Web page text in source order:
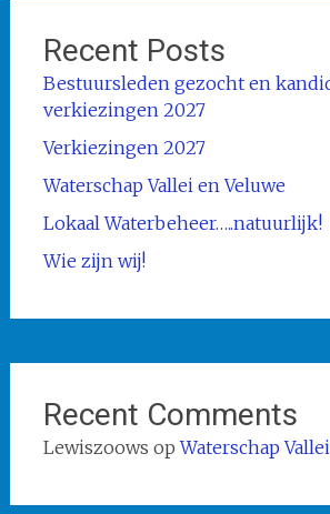
Recent Posts
Bestuursleden gezocht en
verkiezingen 2027
Verkiezingen 2027
Waterschap Vallei en Veluwe
Lokaal Waterbeheer…..natuurlijk!
Wie zijn wij!
Recent Comments
Lewiszoows opWaterschap